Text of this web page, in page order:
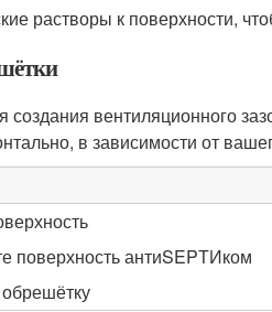
растворы к поверхности,
вентиляционного
в зависимости от
поверхность антиSEPТИком